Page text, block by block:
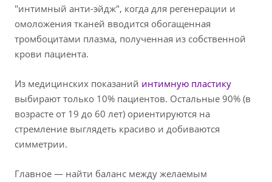
"интимный анти-эйдж", когда для регенерации и
омоложения тканей вводится обогащенная
тромбоцитами плазма, полученная из собственной
крови пациента.
Из медицинских показаний интимную пластику
выбирают только 10% пациентов. Остальные 90% (в
возрасте от 19 до 60 лет) ориентируются на
стремление выглядеть красиво и добиваются
симметрии.
Главное — найти баланс между желаемым